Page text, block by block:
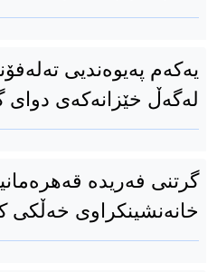
یەکەم پەیوەندیی
لەگەڵ خێزانەکەی دوای
گرتنی فەریدە
خانەنشینکراوی خەڵکی